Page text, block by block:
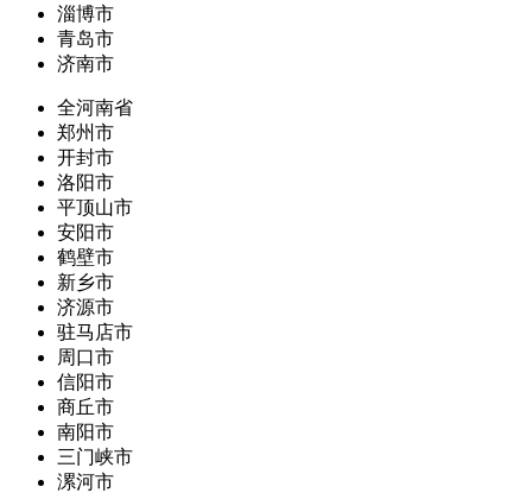
淄博市
青岛市
济南市
全河南省
郑州市
开封市
洛阳市
平顶山市
安阳市
鹤壁市
新乡市
济源市
驻马店市
周口市
信阳市
商丘市
南阳市
三门峡市
漯河市